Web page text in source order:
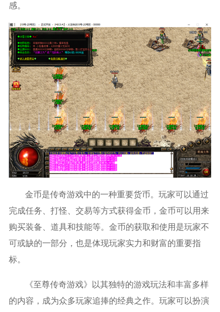
感。
金币是传奇游戏中的一种重要货币。玩家可以通过
完成任务、打怪、交易等方式获得金币，金币可以用来
购买装备、道具和技能等。金币的获取和使用是玩家不
可或缺的一部分，也是体现玩家实力和财富的重要指
标。
《至尊传奇游戏》以其独特的游戏玩法和丰富多样
的内容，成为众多玩家追捧的经典之作。玩家可以扮演